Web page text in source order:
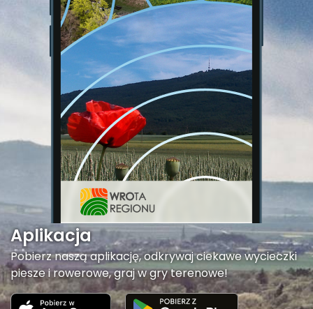
Aplikacja
Pobierz naszą aplikację, odkrywaj ciekawe wycieczki
piesze i rowerowe, graj w gry terenowe!